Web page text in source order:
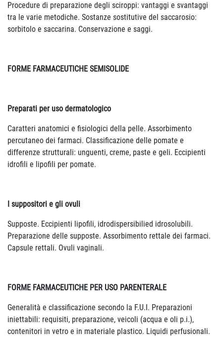
Procedure di preparazione degli sciroppi: vantaggi e svantaggi
tra le varie metodiche. Sostanze sostitutive del saccarosio:
sorbitolo e saccarina. Conservazione e saggi.
FORME FARMACEUTICHE SEMISOLIDE
Preparati per uso dermatologico
Caratteri anatomici e fisiologici della pelle. Assorbimento
percutaneo dei farmaci. Classificazione delle pomate e
differenze strutturali: unguenti, creme, paste e geli. Eccipienti
idrofili e lipofili per pomate.
I suppositori e gli ovuli
Supposte. Eccipienti lipofili, idrodispersibilied idrosolubili.
Preparazione delle supposte. Assorbimento rettale dei farmaci.
Capsule rettali. Ovuli vaginali.
FORME FARMACEUTICHE PER USO PARENTERALE
Generalità e classificazione secondo la F.U.I. Preparazioni
iniettabili: requisiti, preparazione, veicoli (acqua e oli p.i.),
contenitori in vetro e in materiale plastico. Liquidi perfusionali.